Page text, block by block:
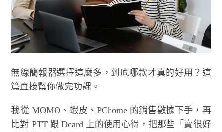
無線簡報器選擇這麼多，到底哪款才真的好用？這
篇直接幫你做完功課。
我從 MOMO、蝦皮、PChome 的銷售數據下手，再
比對 PTT 跟 Dcard 上的使用心得，把那些「賣很好